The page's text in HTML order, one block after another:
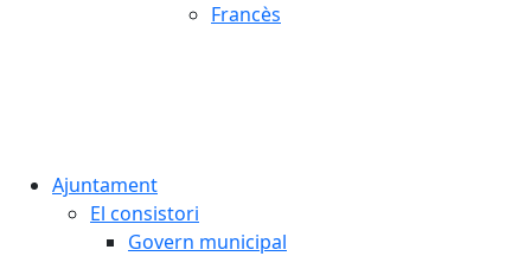
Francès
Ajuntament
El consistori
Govern municipal